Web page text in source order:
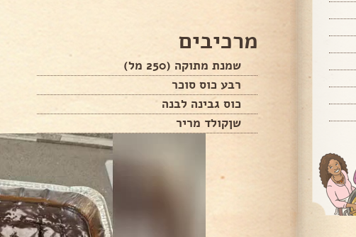
מרכיבים
שמנת מתוקה (250 מל)
רבע כוס סוכר
כוס גבינה לבנה
שןקולד מריר